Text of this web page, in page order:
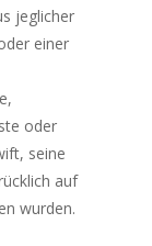
jeglicher
einer
oder
seine
auf
wurden.